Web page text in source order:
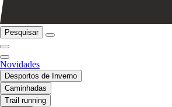
Pesquisar
Novidades
Desportos de Inverno
Caminhadas
Trail running